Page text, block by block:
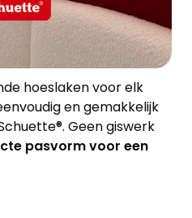
hoeslaken voor elk
en gemakkelijk
Geen giswerk
pasvorm voor een